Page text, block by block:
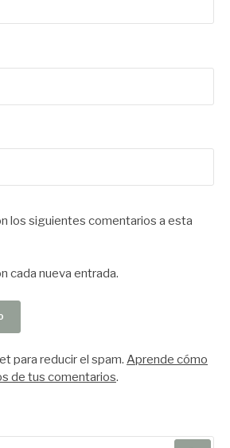
los siguientes comentarios a esta
cada nueva entrada.
para reducir el spam. Aprende cómo
de tus comentarios.